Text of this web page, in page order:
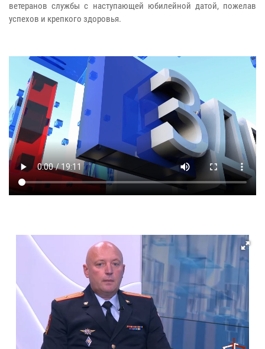
ветеранов службы с наступающей юбилейной датой, пожелав
успехов и крепкого здоровья.